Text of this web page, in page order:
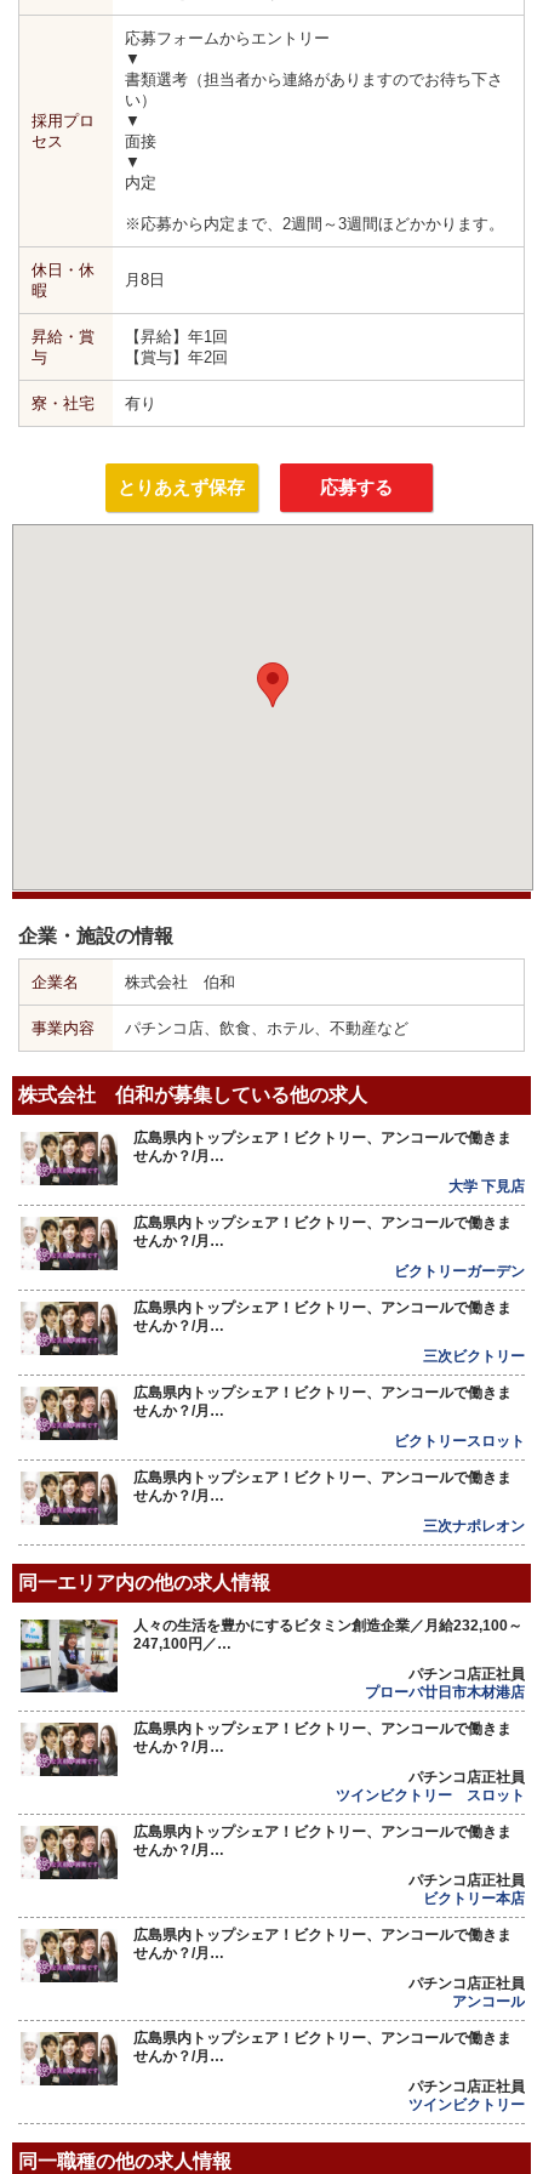
採用プロ
セス
応募フォームからエントリー
▼
書類選考（担当者から連絡がありますのでお待ち下さ
い）
▼
面接
▼
内定
※応募から内定まで、2週間～3週間ほどかかります。
休日・休
暇
月8日
昇給・賞
与
【昇給】年1回
【賞与】年2回
寮・社宅 有り
とりあえず保存 応募する
企業・施設の情報
企業名 株式会社 伯和
事業内容 パチンコ店、飲食、ホテル、不動産など
株式会社 伯和が募集している他の求人
広島県内トップシェア！ビクトリー、アンコールで働きま
せんか？/月…
大学 下見店
広島県内トップシェア！ビクトリー、アンコールで働きま
せんか？/月…
ビクトリーガーデン
広島県内トップシェア！ビクトリー、アンコールで働きま
せんか？/月…
三次ビクトリー
広島県内トップシェア！ビクトリー、アンコールで働きま
せんか？/月…
ビクトリースロット
広島県内トップシェア！ビクトリー、アンコールで働きま
せんか？/月…
三次ナポレオン
同一エリア内の他の求人情報
人々の生活を豊かにするビタミン創造企業／月給232,100～
247,100円／…
パチンコ店正社員
プローバ廿日市木材港店
広島県内トップシェア！ビクトリー、アンコールで働きま
せんか？/月…
パチンコ店正社員
ツインビクトリー スロット
広島県内トップシェア！ビクトリー、アンコールで働きま
せんか？/月…
パチンコ店正社員
ビクトリー本店
広島県内トップシェア！ビクトリー、アンコールで働きま
せんか？/月…
パチンコ店正社員
アンコール
広島県内トップシェア！ビクトリー、アンコールで働きま
せんか？/月…
パチンコ店正社員
ツインビクトリー
同一職種の他の求人情報